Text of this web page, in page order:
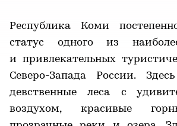
Республика Коми
статус одного из
и привлекательных
Северо-Запада России.
девственные леса с
воздухом, красивые